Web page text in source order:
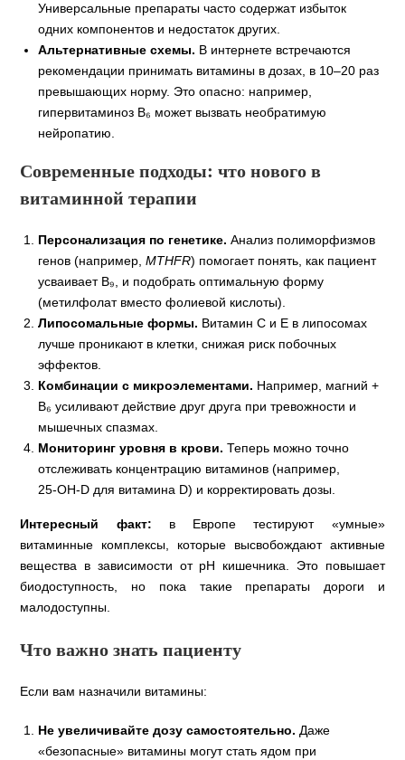
Универсальные препараты часто содержат избыток
одних компонентов и недостаток других.
Альтернативные схемы. В интернете встречаются
рекомендации принимать витамины в дозах, в 10–20 раз
превышающих норму. Это опасно: например,
гипервитаминоз В₆ может вызвать необратимую
нейропатию.
Современные подходы: что нового в
витаминной терапии
Персонализация по генетике. Анализ полиморфизмов
генов (например,MTHFR) помогает понять, как пациент
усваивает В₉, и подобрать оптимальную форму
(метилфолат вместо фолиевой кислоты).
Липосомальные формы. Витамин С и Е в липосомах
лучше проникают в клетки, снижая риск побочных
эффектов.
Комбинации с микроэлементами. Например, магний +
В₆ усиливают действие друг друга при тревожности и
мышечных спазмах.
Мониторинг уровня в крови. Теперь можно точно
отслеживать концентрацию витаминов (например,
25‑ОН‑D для витамина D) и корректировать дозы.
Интересный факт: в Европе тестируют «умные»
витаминные комплексы, которые высвобождают активные
вещества в зависимости от pH кишечника. Это повышает
биодоступность, но пока такие препараты дороги и
малодоступны.
Что важно знать пациенту
Если вам назначили витамины:
Не увеличивайте дозу самостоятельно. Даже
«безопасные» витамины могут стать ядом при